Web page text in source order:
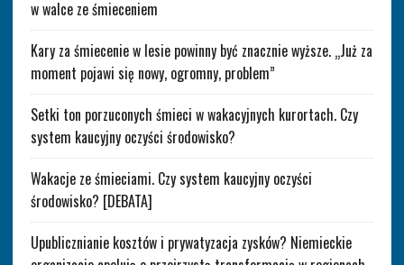
w walce ze śmieceniem
Kary za śmiecenie w lesie powinny być znacznie wyższe. „Już za
moment pojawi się nowy, ogromny, problem”
Setki ton porzuconych śmieci w wakacyjnych kurortach. Czy
system kaucyjny oczyści środowisko?
Wakacje ze śmieciami. Czy system kaucyjny oczyści
środowisko? [DEBATA]
Upublicznianie kosztów i prywatyzacja zysków? Niemieckie